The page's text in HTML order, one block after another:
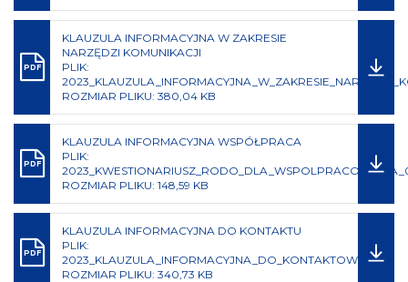
PDF
KLAUZULA INFORMACYJNA W ZAKRESIE
NARZĘDZI KOMUNIKACJI
PLIK:
ROZMIAR PLIKU: 380,04 KB
PDF
KLAUZULA INFORMACYJNA WSPÓŁPRACA
PLIK:
ROZMIAR PLIKU: 148,59 KB
PDF
KLAUZULA INFORMACYJNA DO KONTAKTU
PLIK:
2023_KLAUZULA_INFORMACYJNA_DO_KONTAKTOW.PDF
ROZMIAR PLIKU: 340,73 KB